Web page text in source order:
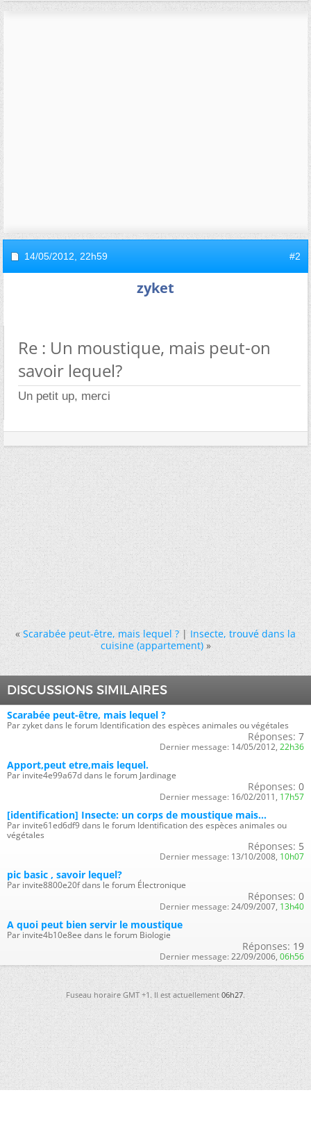
14/05/2012, 22h59 #2
zyket
Re : Un moustique, mais peut-on
savoir lequel?
Un petit up, merci
« Scarabée peut-être, mais lequel ?|Insecte, trouvé dans la
cuisine (appartement) »
DISCUSSIONS SIMILAIRES
Scarabée peut-être, mais lequel ?
Par zyket dans le forum Identification des espèces animales ou végétales
Réponses: 7
Dernier message: 14/05/2012, 22h36
Apport,peut etre,mais lequel.
Par invite4e99a67d dans le forum Jardinage
Réponses: 0
Dernier message: 16/02/2011, 17h57
[identification] Insecte: un corps de moustique mais...
Par invite61ed6df9 dans le forum Identification des espèces animales ou
végétales
Réponses: 5
Dernier message: 13/10/2008, 10h07
pic basic , savoir lequel?
Par invite8800e20f dans le forum Électronique
Réponses: 0
Dernier message: 24/09/2007, 13h40
A quoi peut bien servir le moustique
Par invite4b10e8ee dans le forum Biologie
Réponses: 19
Dernier message: 22/09/2006, 06h56
Fuseau horaire GMT +1. Il est actuellement06h27.